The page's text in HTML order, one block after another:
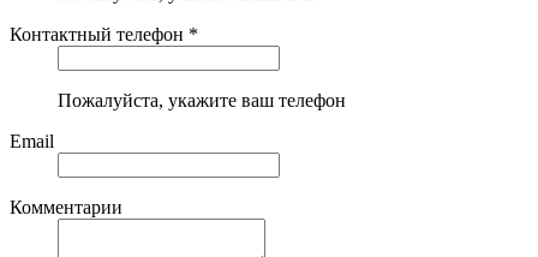
Контактный телефон *
Пожалуйста, укажите ваш телефон
Email
Комментарии